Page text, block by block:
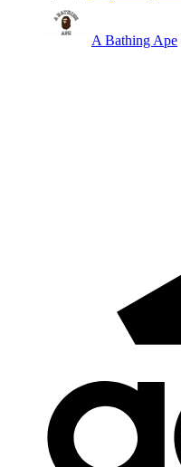
A Bathing Ape